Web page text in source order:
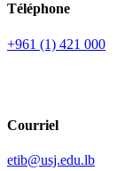
Téléphone
+961 (1) 421 000
Courriel
etib@usj.edu.lb